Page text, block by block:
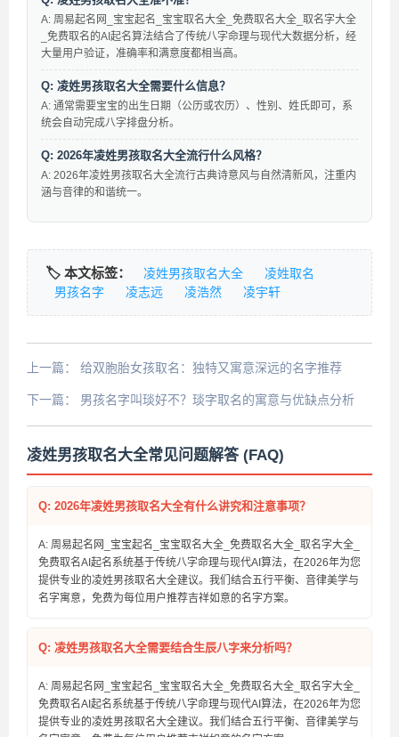
A: 周易起名网_宝宝起名_宝宝取名大全_免费取名大全_取名字大全
_免费取名的AI起名算法结合了传统八字命理与现代大数据分析，经
大量用户验证，准确率和满意度都相当高。
Q: 凌姓男孩取名大全需要什么信息？
A: 通常需要宝宝的出生日期（公历或农历）、性别、姓氏即可，系
统会自动完成八字排盘分析。
Q: 2026年凌姓男孩取名大全流行什么风格？
A: 2026年凌姓男孩取名大全流行古典诗意风与自然清新风，注重内
涵与音律的和谐统一。
🏷️ 本文标签： 凌姓男孩取名大全
凌姓取名
男孩名字
凌志远 凌浩然 凌宇轩
上一篇： 给双胞胎女孩取名：独特又寓意深远的名字推荐
下一篇： 男孩名字叫琰好不？琰字取名的寓意与优缺点分析
凌姓男孩取名大全常见问题解答 (FAQ)
Q: 2026年凌姓男孩取名大全有什么讲究和注意事项？
A: 周易起名网_宝宝起名_宝宝取名大全_免费取名大全_取名字大全_
免费取名AI起名系统基于传统八字命理与现代AI算法，在2026年为您
提供专业的凌姓男孩取名大全建议。我们结合五行平衡、音律美学与
名字寓意，免费为每位用户推荐吉祥如意的名字方案。
Q: 凌姓男孩取名大全需要结合生辰八字来分析吗？
A: 周易起名网_宝宝起名_宝宝取名大全_免费取名大全_取名字大全_
免费取名AI起名系统基于传统八字命理与现代AI算法，在2026年为您
提供专业的凌姓男孩取名大全建议。我们结合五行平衡、音律美学与